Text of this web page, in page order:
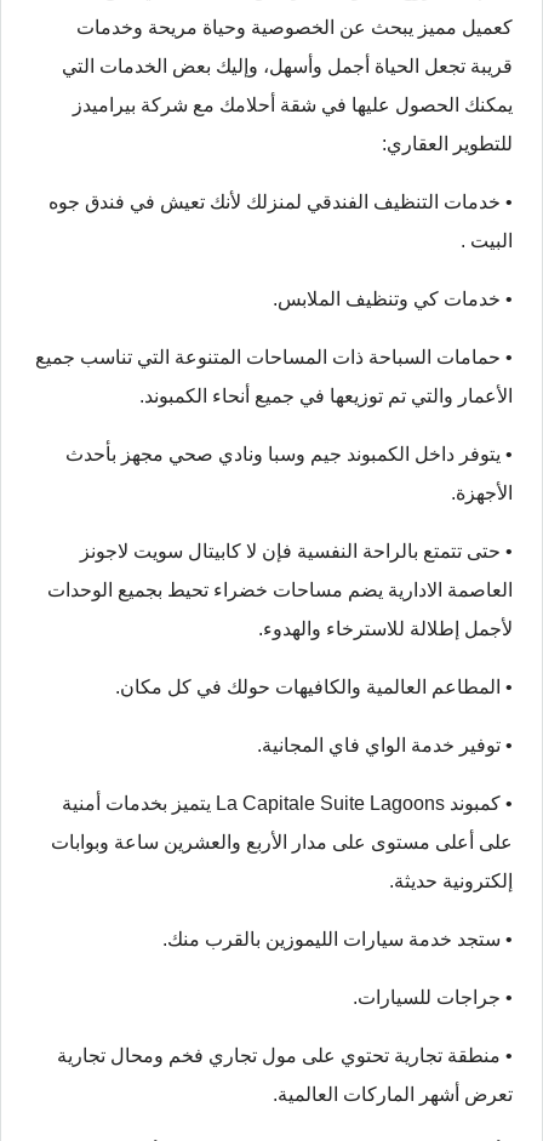
كعميل مميز يبحث عن الخصوصية وحياة مريحة وخدمات
قريبة تجعل الحياة أجمل وأسهل، وإليك بعض الخدمات التي
يمكنك الحصول عليها في شقة أحلامك مع شركة بيراميدز
للتطوير العقاري:
• خدمات التنظيف الفندقي لمنزلك لأنك تعيش في فندق جوه
البيت .
• خدمات كي وتنظيف الملابس.
• حمامات السباحة ذات المساحات المتنوعة التي تناسب جميع
الأعمار والتي تم توزيعها في جميع أنحاء الكمبوند.
• يتوفر داخل الكمبوند جيم وسبا ونادي صحي مجهز بأحدث
الأجهزة.
• حتى تتمتع بالراحة النفسية فإن لا كابيتال سويت لاجونز
العاصمة الادارية يضم مساحات خضراء تحيط بجميع الوحدات
لأجمل إطلالة للاسترخاء والهدوء.
• المطاعم العالمية والكافيهات حولك في كل مكان.
• توفير خدمة الواي فاي المجانية.
• كمبوند La Capitale Suite Lagoons يتميز بخدمات أمنية
على أعلى مستوى على مدار الأربع والعشرين ساعة وبوابات
إلكترونية حديثة.
• ستجد خدمة سيارات الليموزين بالقرب منك.
• جراجات للسيارات.
• منطقة تجارية تحتوي على مول تجاري فخم ومحال تجارية
تعرض أشهر الماركات العالمية.